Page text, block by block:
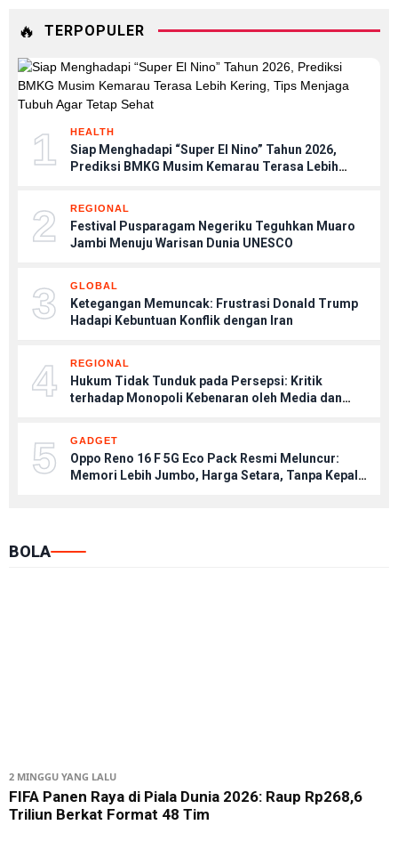
🔥 TERPOPULER
1 HEALTH
Siap Menghadapi “Super El Nino” Tahun 2026,
Prediksi BMKG Musim Kemarau Terasa Lebih
2 REGIONAL
Festival Pusparagam Negeriku Teguhkan Muaro
Jambi Menuju Warisan Dunia UNESCO
3 GLOBAL
Ketegangan Memuncak: Frustrasi Donald Trump
Hadapi Kebuntuan Konflik dengan Iran
4 REGIONAL
Hukum Tidak Tunduk pada Persepsi: Kritik
terhadap Monopoli Kebenaran oleh Media dan
5 GADGET
Oppo Reno 16 F 5G Eco Pack Resmi Meluncur:
Memori Lebih Jumbo, Harga Setara, Tanpa Kepala
BOLA
2 MINGGU YANG LALU
FIFA Panen Raya di Piala Dunia 2026: Raup Rp268,6
Triliun Berkat Format 48 Tim